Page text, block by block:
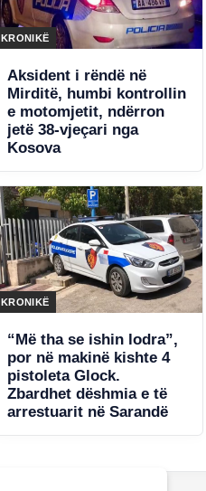
KRONIKË
Aksident i rëndë në
Mirditë, humbi kontrollin
e motomjetit, ndërron
jetë 38-vjeçari nga
Kosova
KRONIKË
“Më tha se ishin lodra”,
por në makinë kishte 4
pistoleta Glock.
Zbardhet dëshmia e të
arrestuarit në Sarandë